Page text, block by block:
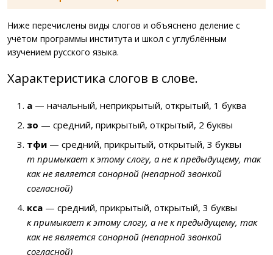
Ниже перечислены виды слогов и объяснено деление с
учётом программы института и школ с углублённым
изучением русского языка.
Характеристика слогов в слове.
а — начальный, неприкрытый, открытый, 1 буква
зо — средний, прикрытый, открытый, 2 буквы
тфи — средний, прикрытый, открытый, 3 буквы
т примыкает к этому слогу, а не к предыдущему, так
как не является сонорной (непарной звонкой
согласной)
кса — средний, прикрытый, открытый, 3 буквы
к примыкает к этому слогу, а не к предыдущему, так
как не является сонорной (непарной звонкой
согласной)